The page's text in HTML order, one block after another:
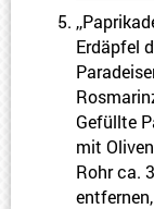
Erdäpfel
Gefüllte
mit
Rohr ca.